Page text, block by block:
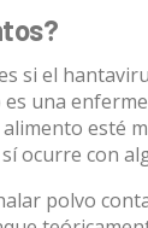
si el
una
esté
ocurre con
polvo